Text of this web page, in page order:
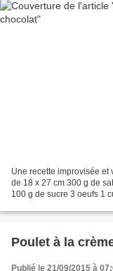
Une recette improvisée
de 18 x 27 cm 300 g de
100 g de sucre 3 oeufs 1
Poulet à la
Publié le 21/09/2015 à